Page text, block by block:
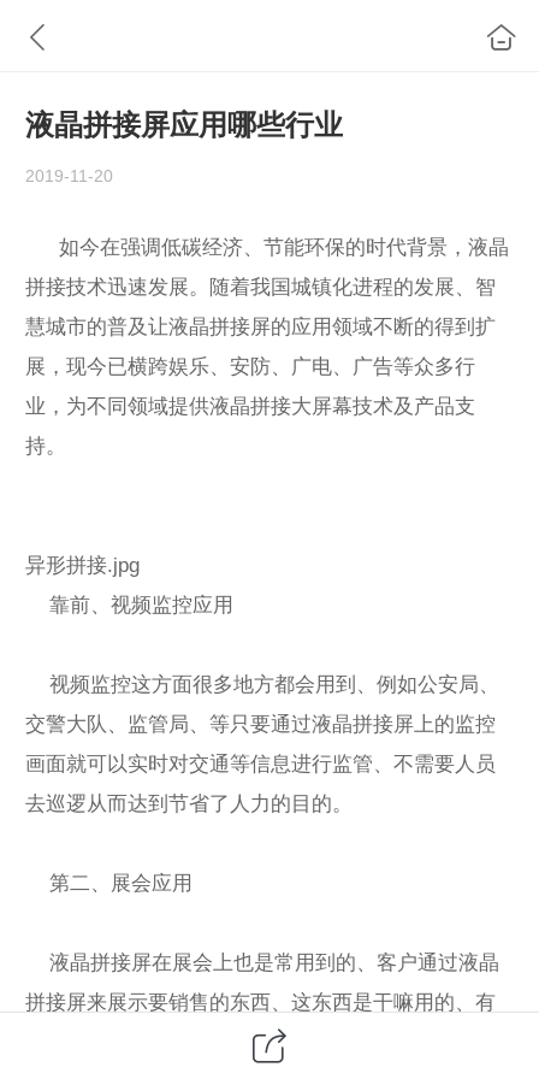
液晶拼接屏应用哪些行业
2019-11-20
如今在强调低碳经济、节能环保的时代背景，液晶
拼接技术迅速发展。随着我国城镇化进程的发展、智
慧城市的普及让液晶拼接屏的应用领域不断的得到扩
展，现今已横跨娱乐、安防、广电、广告等众多行
业，为不同领域提供液晶拼接大屏幕技术及产品支
持。
异形拼接.jpg
靠前、视频监控应用
视频监控这方面很多地方都会用到、例如公安局、
交警大队、监管局、等只要通过液晶拼接屏上的监控
画面就可以实时对交通等信息进行监管、不需要人员
去巡逻从而达到节省了人力的目的。
第二、展会应用
液晶拼接屏在展会上也是常用到的、客户通过液晶
拼接屏来展示要销售的东西、这东西是干嘛用的、有
什么好处等信息都可以通过液晶拼接屏来展示出来。